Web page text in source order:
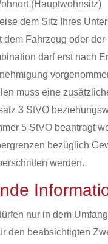
(Hauptwohnsitz)
dem Sitz Ihres
dem Fahrzeug oder der
darf erst nach
muss eine
3 StVO
5 StVO beantragt
bezüglich
werden.
nur in dem
den beabsichtigten